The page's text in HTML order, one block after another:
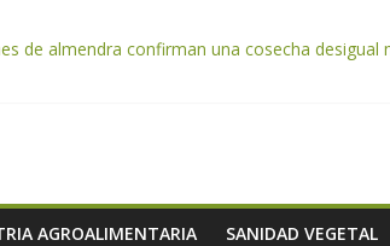
de almendra confirman una cosecha
celebra la activación del mecanismo de
que afrontan los cítricos: la clorosis y la
AGROALIMENTARIA SANIDAD VEGETAL